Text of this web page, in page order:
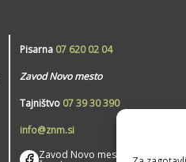
Pisarna 07 620 02 04
Zavod Novo mesto
Tajništvo 07 39 30 390
info@znm.si
Zavod Novo mesto –